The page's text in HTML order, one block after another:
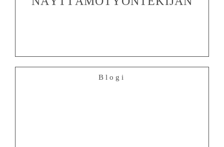
AIKATAULUT
RYHMILLE
Blogi